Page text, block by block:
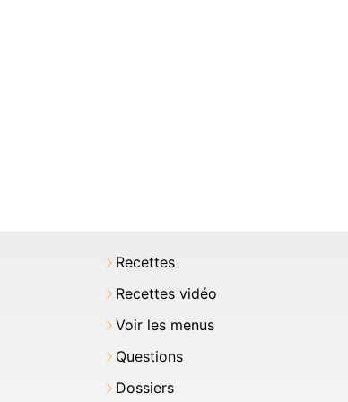
Recettes
Recettes vidéo
Voir les menus
Questions
Dossiers